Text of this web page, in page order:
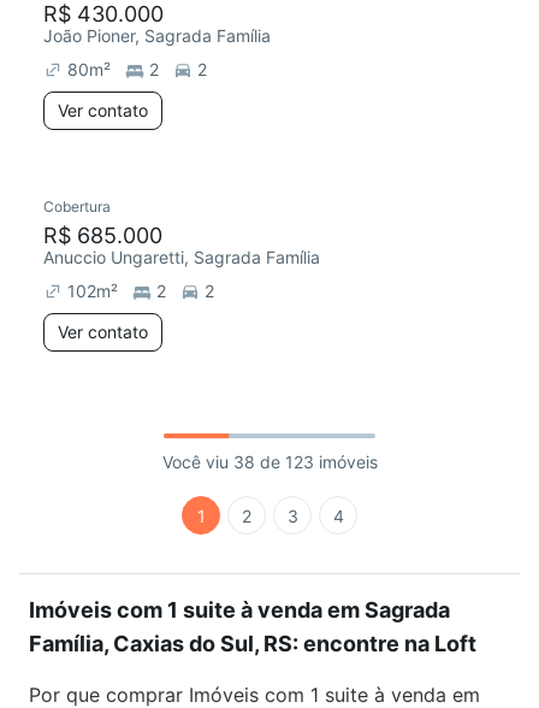
R$ 430.000
João Pioner, Sagrada Família
80m² 2
2
Ver contato
Cobertura
R$ 685.000
Anuccio Ungaretti, Sagrada Família
102m² 2
2
Ver contato
Você viu 38 de 123 imóveis
1 2 3 4
Imóveis com 1 suite à venda em Sagrada
Família, Caxias do Sul, RS: encontre na Loft
Por que comprar Imóveis com 1 suite à venda em